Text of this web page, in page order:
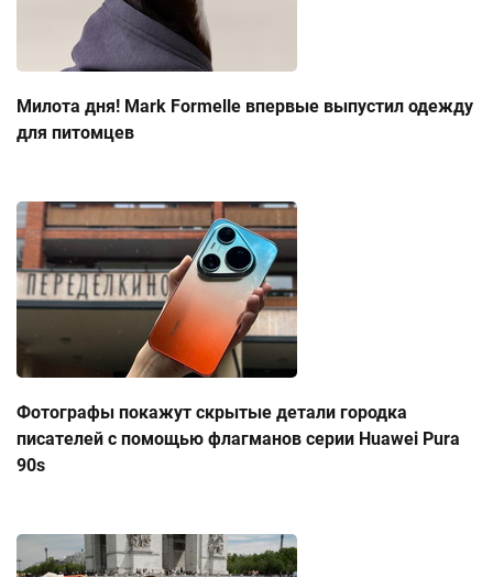
Милота дня! Mark Formelle впервые выпустил одежду
для питомцев
Фотографы покажут скрытые детали городка
писателей с помощью флагманов серии Huawei Pura
90s